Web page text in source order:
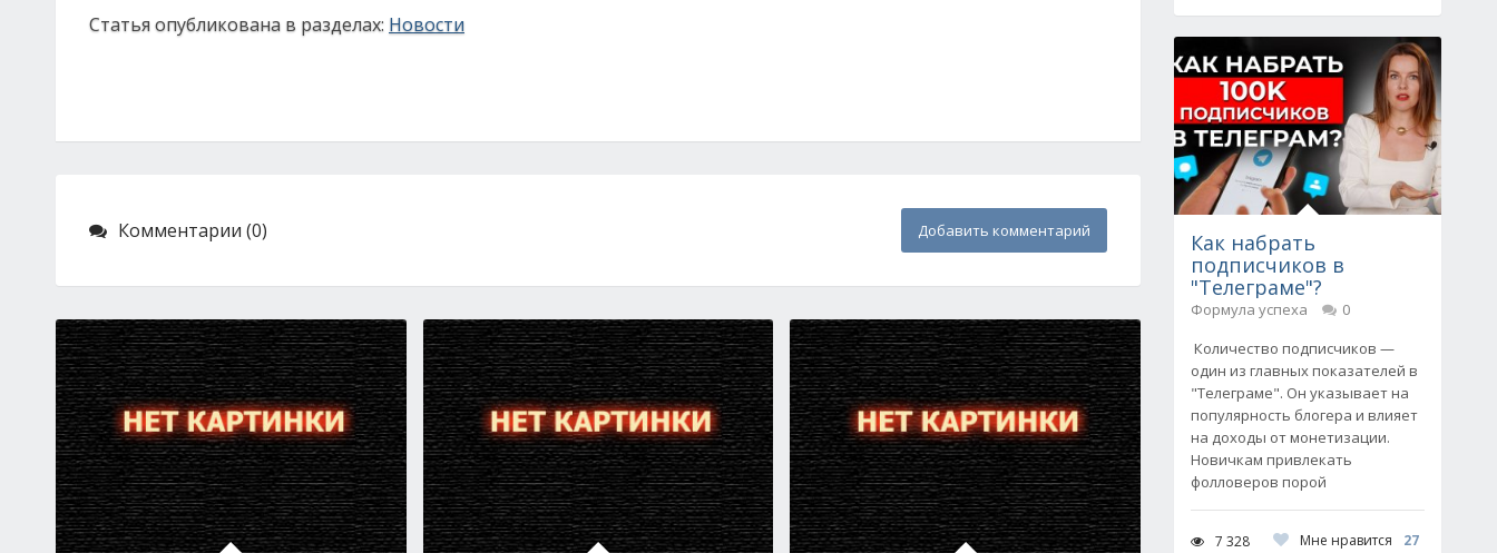
Статья опубликована в разделах: Новости
Комментарии (0) Добавить комментарий
Как набрать
подписчиков в
"Телеграме"?
Формула успеха
0
Количество подписчиков —
один из главных показателей в
"Телеграме". Он указывает на
популярность блогера и влияет
на доходы от монетизации.
Новичкам привлекать
фолловеров порой
7 328 Мне нравится
27